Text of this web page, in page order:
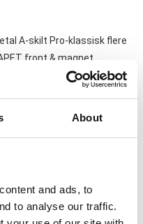
About
and ads, to
to analyse our traffic.
A-skilt Pro-klassisk flere
front & magnet